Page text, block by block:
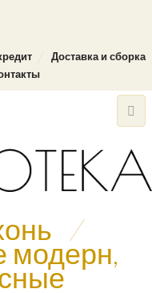
Доставка и сборка
/
модерн,